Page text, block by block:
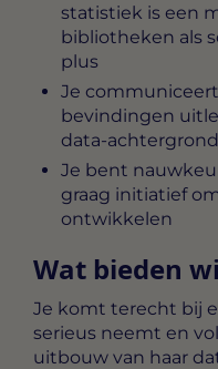
statistiek is een
bibliotheken als
plus
Je
bevindingen
data-achtergrond
Je bent
graag initiatief
ontwikkelen
Wat bieden
Je komt terecht bij
serieus neemt en
uitbouw van haar